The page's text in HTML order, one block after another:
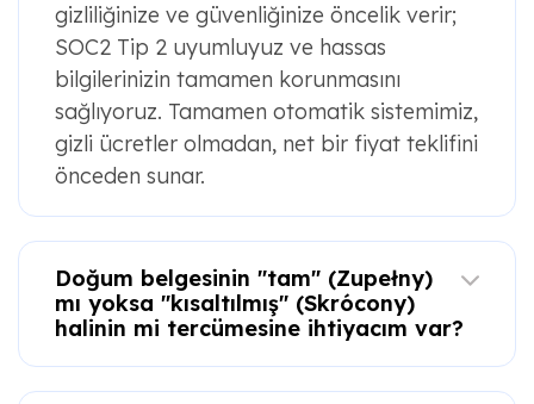
gizliliğinize ve güvenliğinize öncelik verir;
SOC2 Tip 2 uyumluyuz ve hassas
bilgilerinizin tamamen korunmasını
sağlıyoruz. Tamamen otomatik sistemimiz,
gizli ücretler olmadan, net bir fiyat teklifini
önceden sunar.
Doğum belgesinin "tam" (Zupełny)
mı yoksa "kısaltılmış" (Skrócony)
halinin mi tercümesine ihtiyacım var?